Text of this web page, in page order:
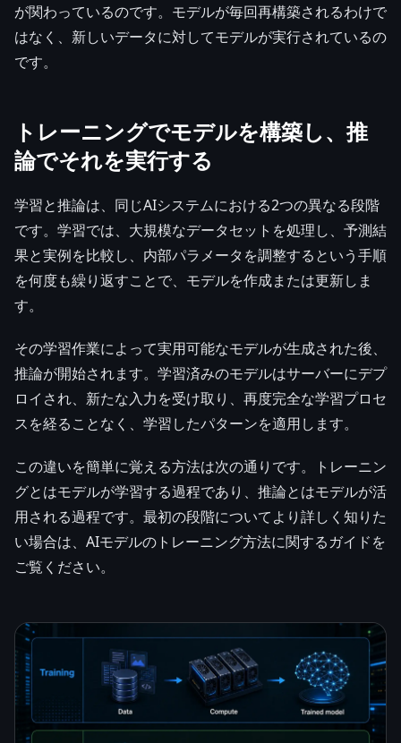
が関わっているのです。モデルが毎回再構築されるわけで
はなく、新しいデータに対してモデルが実行されているの
です。
トレーニングでモデルを構築し、推
論でそれを実行する
学習と推論は、同じAIシステムにおける2つの異なる段階
です。学習では、大規模なデータセットを処理し、予測結
果と実例を比較し、内部パラメータを調整するという手順
を何度も繰り返すことで、モデルを作成または更新しま
す。
その学習作業によって実用可能なモデルが生成された後、
推論が開始されます。学習済みのモデルはサーバーにデプ
ロイされ、新たな入力を受け取り、再度完全な学習プロセ
スを経ることなく、学習したパターンを適用します。
この違いを簡単に覚える方法は次の通りです。トレーニン
グとはモデルが学習する過程であり、推論とはモデルが活
用される過程です。最初の段階についてより詳しく知りた
い場合は、AIモデルのトレーニング方法に関するガイドを
ご覧ください。